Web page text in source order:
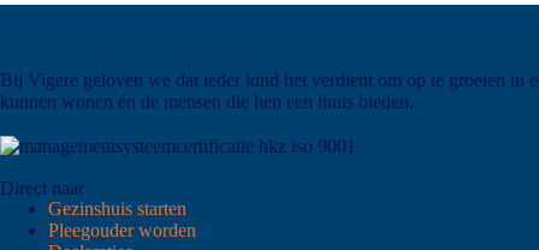
Bij Vigere geloven we dat ieder kind het verdient om op te groeien in
kunnen wonen én de mensen die hen een thuis bieden.
Direct naar
Gezinshuis starten
Pleegouder worden